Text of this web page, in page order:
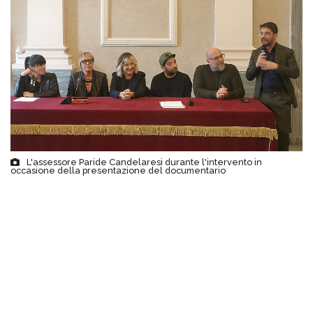
L'assessore Paride Candelaresi durante l'intervento in
occasione della presentazione del documentario